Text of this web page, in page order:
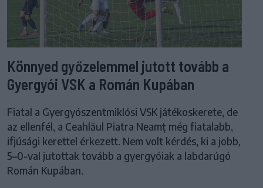
Könnyed győzelemmel jutott tovább a
Gyergyói VSK a Román Kupában
Fiatal a Gyergyószentmiklósi VSK játékoskerete, de
az ellenfél, a Ceahlăul Piatra Neamț még fiatalabb,
ifjúsági kerettel érkezett. Nem volt kérdés, ki a jobb,
5–0-val jutottak tovább a gyergyóiak a labdarúgó
Román Kupában.